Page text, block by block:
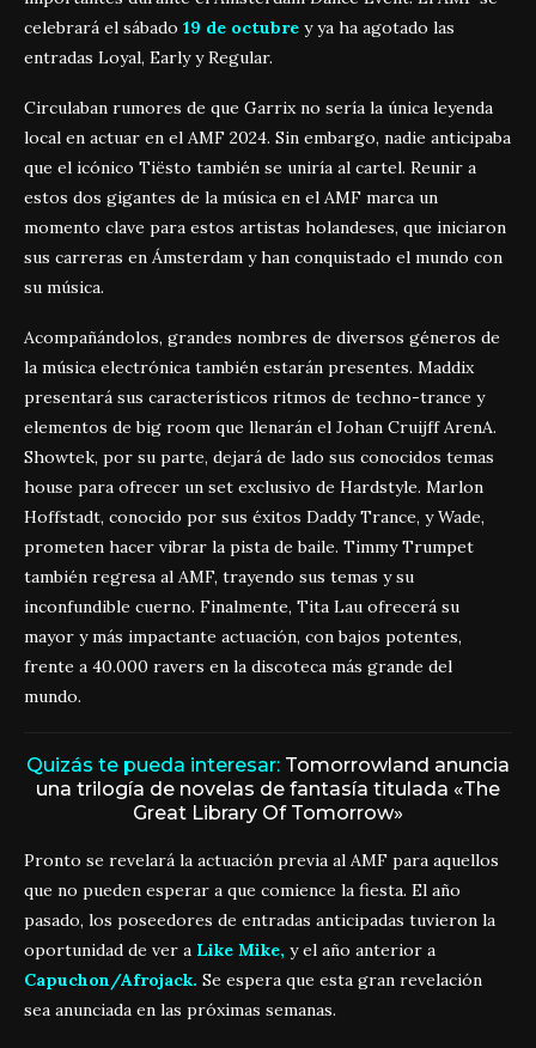
celebrará el sábado 19 de octubre y ya ha agotado las
entradas Loyal, Early y Regular.
Circulaban rumores de que Garrix no sería la única leyenda
local en actuar en el AMF 2024. Sin embargo, nadie anticipaba
que el icónico Tiësto también se uniría al cartel. Reunir a
estos dos gigantes de la música en el AMF marca un
momento clave para estos artistas holandeses, que iniciaron
sus carreras en Ámsterdam y han conquistado el mundo con
su música.
Acompañándolos, grandes nombres de diversos géneros de
la música electrónica también estarán presentes. Maddix
presentará sus característicos ritmos de techno-trance y
elementos de big room que llenarán el Johan Cruijff ArenA.
Showtek, por su parte, dejará de lado sus conocidos temas
house para ofrecer un set exclusivo de Hardstyle. Marlon
Hoffstadt, conocido por sus éxitos Daddy Trance, y Wade,
prometen hacer vibrar la pista de baile. Timmy Trumpet
también regresa al AMF, trayendo sus temas y su
inconfundible cuerno. Finalmente, Tita Lau ofrecerá su
mayor y más impactante actuación, con bajos potentes,
frente a 40.000 ravers en la discoteca más grande del
mundo.
Quizás te pueda interesar: Tomorrowland anuncia
una trilogía de novelas de fantasía titulada «The
Great Library Of Tomorrow»
Pronto se revelará la actuación previa al AMF para aquellos
que no pueden esperar a que comience la fiesta. El año
pasado, los poseedores de entradas anticipadas tuvieron la
oportunidad de ver a Like Mike, y el año anterior a
Capuchon/Afrojack. Se espera que esta gran revelación
sea anunciada en las próximas semanas.